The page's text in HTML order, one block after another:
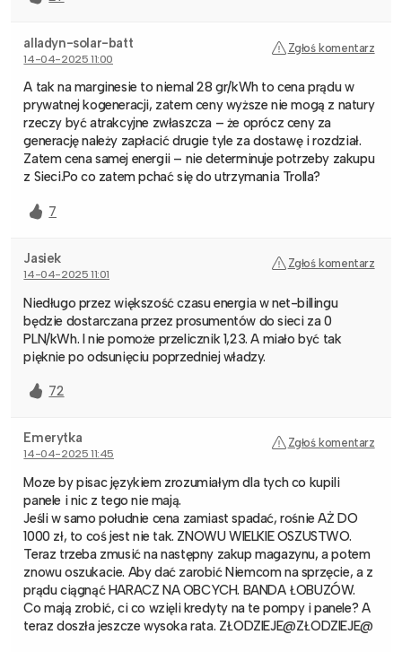
alladyn-solar-batt
14-04-2025 11:00
Zgłoś komentarz
A tak na marginesie to niemal 28 gr/kWh to cena prądu w
prywatnej kogeneracji, zatem ceny wyższe nie mogą z natury
rzeczy być atrakcyjne zwłaszcza – że oprócz ceny za
generację należy zapłacić drugie tyle za dostawę i rozdział.
Zatem cena samej energii – nie determinuje potrzeby zakupu
z Sieci.Po co zatem pchać się do utrzymania Trolla?
7
Jasiek
14-04-2025 11:01
Zgłoś komentarz
Niedługo przez większość czasu energia w net-billingu
będzie dostarczana przez prosumentów do sieci za 0
PLN/kWh. I nie pomoże przelicznik 1,23. A miało być tak
pięknie po odsunięciu poprzedniej władzy.
72
Emerytka
14-04-2025 11:45
Zgłoś komentarz
Moze by pisac językiem zrozumiałym dla tych co kupili
panele i nic z tego nie mają.
Jeśli w samo południe cena zamiast spadać, rośnie AŻ DO
1000 zł, to coś jest nie tak. ZNOWU WIELKIE OSZUSTWO.
Teraz trzeba zmusić na następny zakup magazynu, a potem
znowu oszukacie. Aby dać zarobić Niemcom na sprzęcie, a z
prądu ciągnąć HARACZ NA OBCYCH. BANDA ŁOBUZÓW.
Co mają zrobić, ci co wzięli kredyty na te pompy i panele? A
teraz doszła jeszcze wysoka rata. ZŁODZIEJE@ZŁODZIEJE@